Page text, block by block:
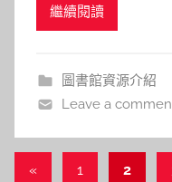
中央大學、國立清
書，須先簽署讀者權
繼續閱讀
圖書館資源介紹
Leave a
文
«Previous
1 2